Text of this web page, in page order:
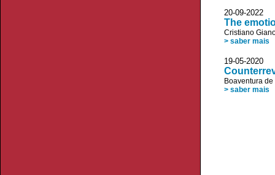
20-09-
The
Cristiano
> saber mais
19-05-
Boaventura
> saber mais